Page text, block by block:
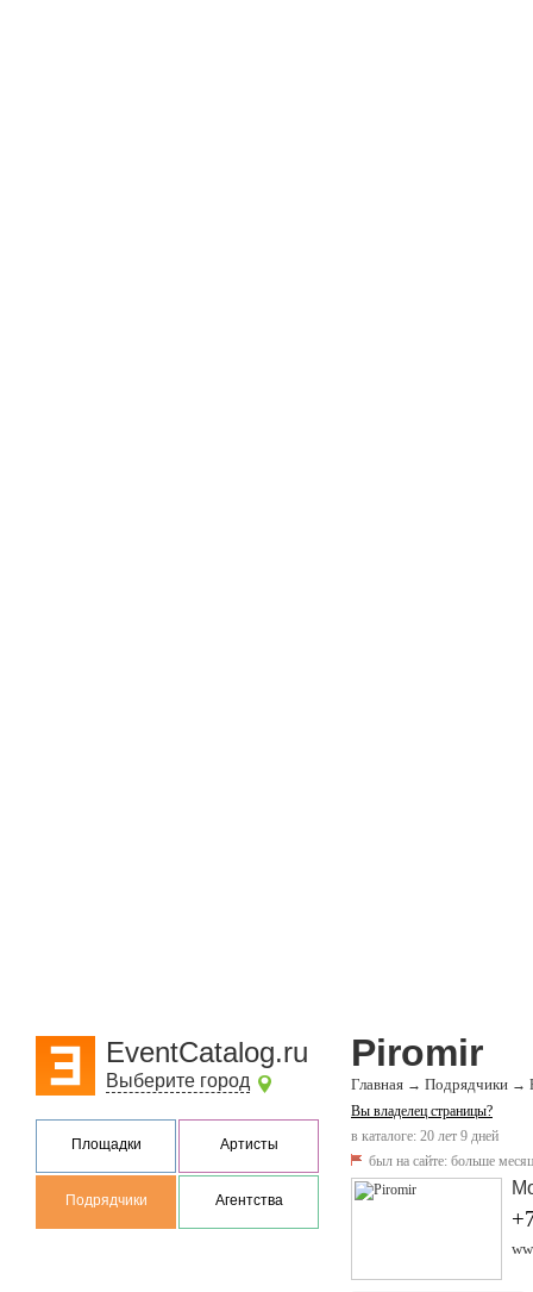
EventCatalog.ru
Выберите город
Площадки Артисты
Подрядчики Агентства
Piromir
Главная → Подрядчики →
Вы владелец страницы?
в каталоге: 20 лет 9 дней
был на сайте: больше